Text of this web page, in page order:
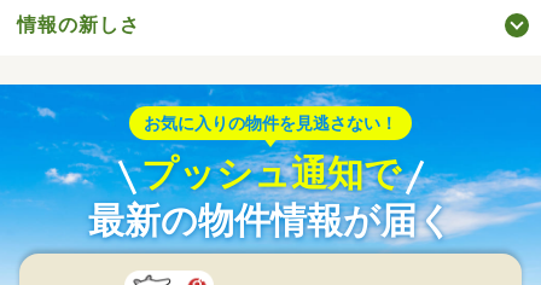
情報の新しさ
お気に入りの物件を見逃さない！
プッシュ通知で
最新の物件情報が届く